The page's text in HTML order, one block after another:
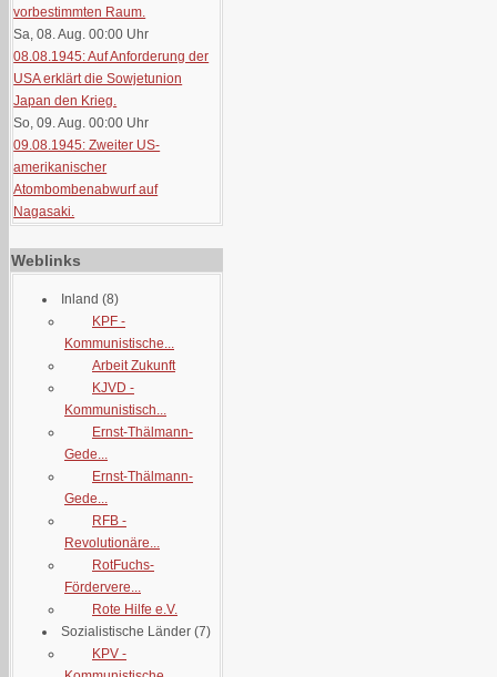
vorbestimmten Raum.
Sa, 08. Aug. 00:00 Uhr
08.08.1945: Auf Anforderung der
USA erklärt die Sowjetunion
Japan den Krieg.
So, 09. Aug. 00:00 Uhr
09.08.1945: Zweiter US-
amerikanischer
Atombombenabwurf auf
Nagasaki.
Weblinks
Inland (8)
KPF -
Kommunistische...
Arbeit Zukunft
KJVD -
Kommunistisch...
Ernst-Thälmann-
Gede...
Ernst-Thälmann-
Gede...
RFB -
Revolutionäre...
RotFuchs-
Fördervere...
Rote Hilfe e.V.
Sozialistische Länder (7)
KPV -